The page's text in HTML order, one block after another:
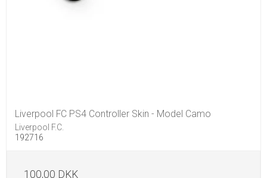
Liverpool FC PS4 Controller Skin - Model Camo
Liverpool F.C.
192716
100,00 DKK